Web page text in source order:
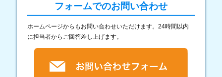
フォームでのお問い合わせ
ホームページからもお問い合わせいただけます。24時間以内
に担当者からご回答差し上げます。